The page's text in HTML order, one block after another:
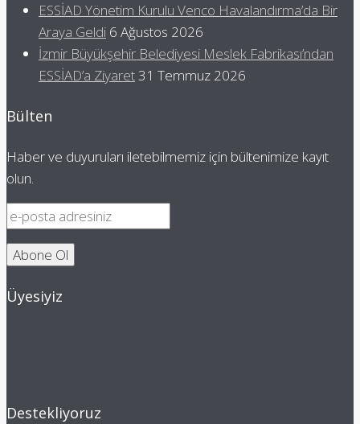
ESSİAD Yönetim Kurulu Venco Havalandırma’da Bir
Araya Geldi 6 Ağustos 2026
İzmir Büyükşehir Belediyesi Meslek Fabrikası’ndan
ESSİAD’a Ziyaret31 Temmuz 2026
Bülten
Haber ve duyuruları iletebilmemiz için bültenimize kayıt
olun.
Üyesiyiz
Destekliyoruz